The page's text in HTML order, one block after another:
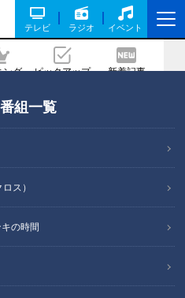
テレビ ラジオ イベント
ング ピックアップ 新着記事
番組一覧
ス）
の時間
？
ーブ）
くほど